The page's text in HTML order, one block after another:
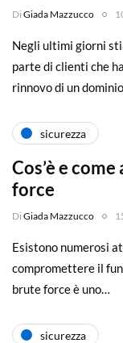
Di Giada Mazzucco
Negli ultimi giorni
parte di clienti che
rinnovo di un
sicurezza
Cos’è e
force
Di Giada Mazzucco
Esistono numerosi
compromettere il
brute force è uno…
sicurezza